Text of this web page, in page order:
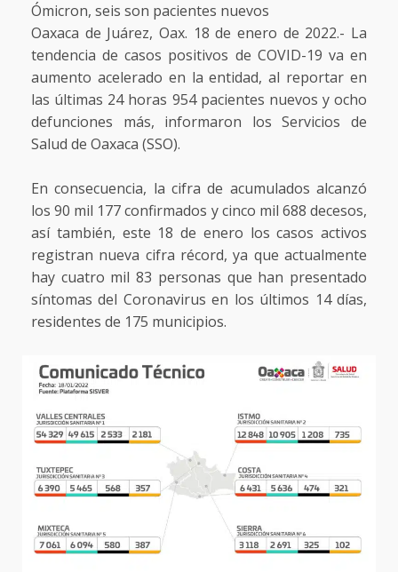
Ómicron, seis son pacientes nuevos
Oaxaca de Juárez, Oax. 18 de enero de 2022.- La
tendencia de casos positivos de COVID-19 va en
aumento acelerado en la entidad, al reportar en
las últimas 24 horas 954 pacientes nuevos y ocho
defunciones más, informaron los Servicios de
Salud de Oaxaca (SSO).
En consecuencia, la cifra de acumulados alcanzó
los 90 mil 177 confirmados y cinco mil 688 decesos,
así también, este 18 de enero los casos activos
registran nueva cifra récord, ya que actualmente
hay cuatro mil 83 personas que han presentado
síntomas del Coronavirus en los últimos 14 días,
residentes de 175 municipios.